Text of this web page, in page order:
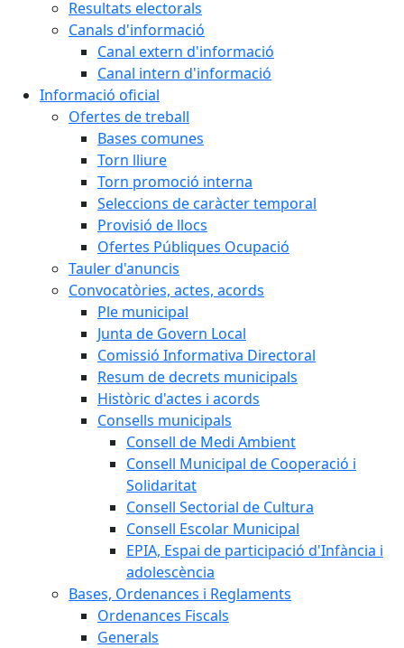
Resultats electorals
Canals d'informació
Canal extern d'informació
Canal intern d'informació
Informació oficial
Ofertes de treball
Bases comunes
Torn lliure
Torn promoció interna
Seleccions de caràcter temporal
Provisió de llocs
Ofertes Públiques Ocupació
Tauler d'anuncis
Convocatòries, actes, acords
Ple municipal
Junta de Govern Local
Comissió Informativa Directoral
Resum de decrets municipals
Històric d'actes i acords
Consells municipals
Consell de Medi Ambient
Consell Municipal de Cooperació i
Solidaritat
Consell Sectorial de Cultura
Consell Escolar Municipal
EPIA, Espai de participació d'Infància i
adolescència
Bases, Ordenances i Reglaments
Ordenances Fiscals
Generals